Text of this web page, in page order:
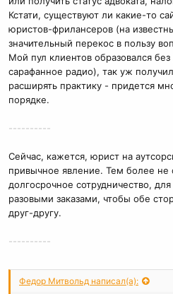
Кстати, существуют ли какие-то
юристов-фрилансеров (на
значительный перекос в пользу
Мой пул клиентов образовался
сарафанное радио), так уж
расширять практику - придется
порядке.
----------
Сейчас, кажется, юрист на
привычное явление. Тем более не
долгосрочное сотрудничество,
разовыми заказами, чтобы обе
друг-другу.
----------
Федор Митвольд написал(а):